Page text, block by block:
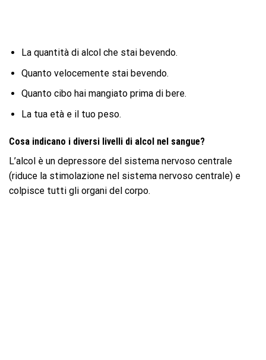
La quantità di alcol che stai bevendo.
Quanto velocemente stai bevendo.
Quanto cibo hai mangiato prima di bere.
La tua età e il tuo peso.
Cosa indicano i diversi livelli di alcol nel sangue?
L’alcol è un depressore del sistema nervoso centrale
(riduce la stimolazione nel sistema nervoso centrale) e
colpisce tutti gli organi del corpo.